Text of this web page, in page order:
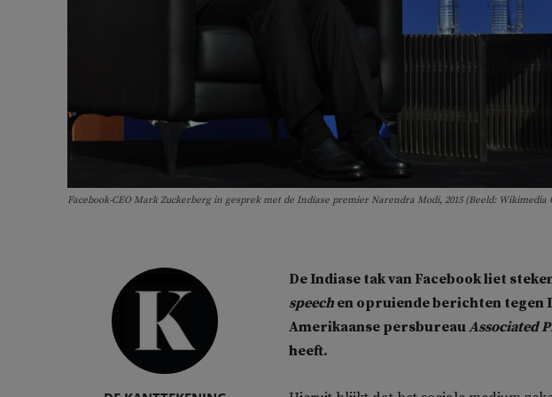
Facebook-CEO Mark Zuckerberg in gesprek met de Indiase premier Narendra Modi, 2015 (Beeld:
De Indiase tak van Facebook liet
speech en opruiende berichten tegen
Amerikaanse persbureauAssociated
heeft.